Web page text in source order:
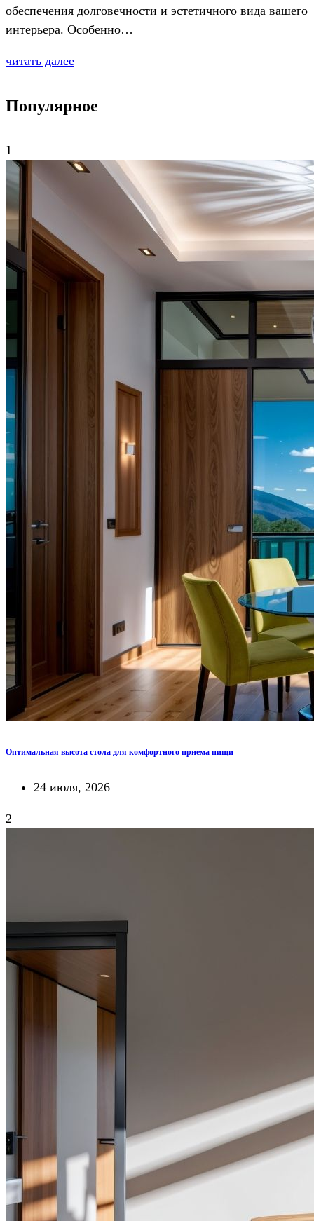
обеспечения долговечности и эстетичного вида вашего
интерьера. Особенно…
читать далее
Популярное
1
Оптимальная высота стола для комфортного приема пищи
24 июля, 2026
2